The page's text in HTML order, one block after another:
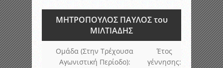
ΜΗΤΡΟΠΟΥΛΟΣ ΠΑΥΛΟΣ του
ΜΙΛΤΙΑΔΗΣ
Ομάδα (Στην Τρέχουσα
Αγωνιστική Περίοδο):
Έτος
γέννησης: